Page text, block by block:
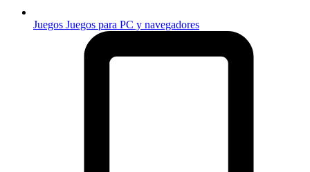
Juegos Juegos para PC y navegadores